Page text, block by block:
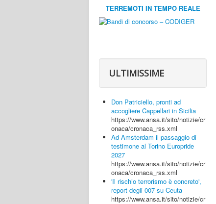
TERREMOTI IN TEMPO REALE
ULTIMISSIME
Don Patriciello, pronti ad
accogliere Cappellari in Sicilia
https://www.ansa.it/sito/notizie/cr
onaca/cronaca_rss.xml
Ad Amsterdam il passaggio di
testimone al Torino Europride
2027
https://www.ansa.it/sito/notizie/cr
onaca/cronaca_rss.xml
'Il rischio terrorismo è concreto',
report degli 007 su Ceuta
https://www.ansa.it/sito/notizie/cr